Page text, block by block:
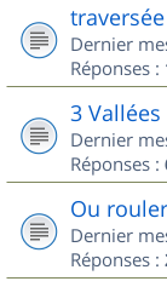
Dernier
Réponses :
3
Dernier
Réponses :
Ou
Dernier
Réponses :